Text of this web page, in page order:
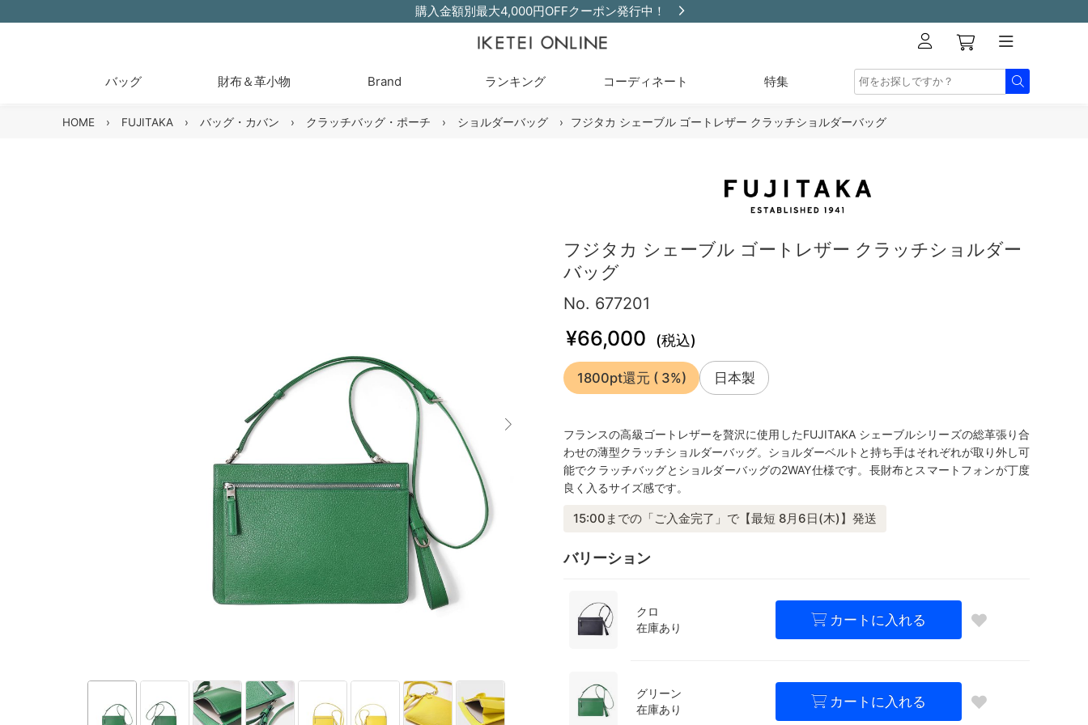
購入金額別最大4,000円OFFクーポン発行中！
バッグ 財布＆革小物 Brand ランキング コーディネート 特集
HOME › FUJITAKA › バッグ・カバン › クラッチバッグ・ポーチ › ショルダーバッグ › フジタカ シェーブル ゴートレザー クラッチショルダーバッグ
フジタカ シェーブル ゴートレザー クラッチショルダー
バッグ
No. 677201
¥66,000 (税込)
1800pt還元 ( 3%) 日本製
フランスの高級ゴートレザーを贅沢に使用したFUJITAKA シェーブルシリーズの総革張り合
わせの薄型クラッチショルダーバッグ。ショルダーベルトと持ち手はそれぞれが取り外し可
能でクラッチバッグとショルダーバッグの2WAY仕様です。長財布とスマートフォンが丁度
良く入るサイズ感です。
15:00までの「ご入金完了」で【最短 8月6日(木)】発送
バリーション
クロ
在庫あり
カートに入れる
グリーン
在庫あり
カートに入れる